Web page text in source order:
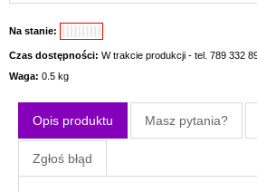
Na stanie:
Czas dostępności: W trakcie produkcji - tel. 789 332
Waga: 0.5 kg
Opis produktu Masz pytania?
Zgłoś błąd